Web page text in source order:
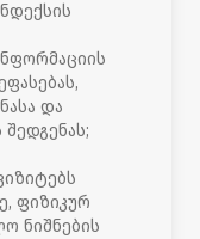
და
ფიზიკურ
ნიშნების